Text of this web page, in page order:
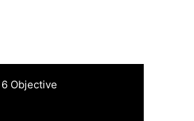
Objective